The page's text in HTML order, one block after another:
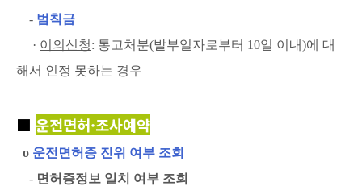
- 범칙금
· 이의신청: 통고처분(발부일자로부터 10일 이내)에 대
해서 인정 못하는 경우
■ 운전면허·조사예약
ο 운전면허증 진위 여부 조회
- 면허증정보 일치 여부 조회